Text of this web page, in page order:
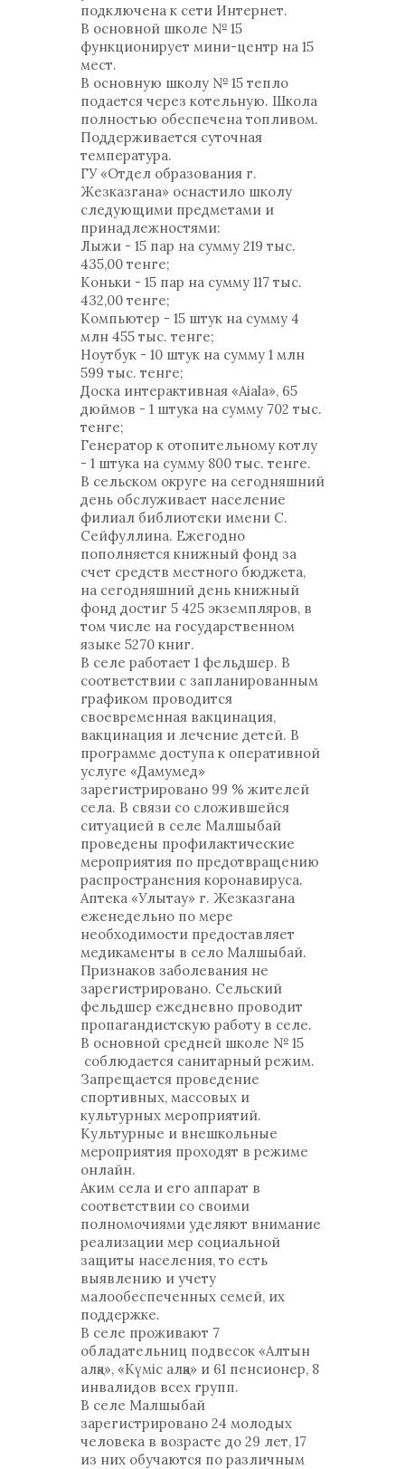
подключена к сети Интернет.
В основной школе № 15
функционирует мини-центр на 15
мест.
В основную школу № 15 тепло
подается через котельную. Школа
полностью обеспечена топливом.
Поддерживается суточная
температура.
ГУ «Отдел образования г.
Жезказгана» оснастило школу
следующими предметами и
принадлежностями:
Лыжи - 15 пар на сумму 219 тыс.
435,00 тенге;
Коньки - 15 пар на сумму 117 тыс.
432,00 тенге;
Компьютер - 15 штук на сумму 4
млн 455 тыс. тенге;
Ноутбук - 10 штук на сумму 1 млн
599 тыс. тенге;
Доска интерактивная «Aiala», 65
дюймов - 1 штука на сумму 702 тыс.
тенге;
Генератор к отопительному котлу
- 1 штука на сумму 800 тыс. тенге.
В сельском округе на сегодняшний
день обслуживает население
филиал библиотеки имени С.
Сейфуллина. Ежегодно
пополняется книжный фонд за
счет средств местного бюджета,
на сегодняшний день книжный
фонд достиг 5 425 экземпляров, в
том числе на государственном
языке 5270 книг.
В селе работает 1 фельдшер. В
соответствии с запланированным
графиком проводится
своевременная вакцинация,
вакцинация и лечение детей. В
программе доступа к оперативной
услуге «Дамумед»
зарегистрировано 99 % жителей
села. В связи со сложившейся
ситуацией в селе Малшыбай
проведены профилактические
мероприятия по предотвращению
распространения коронавируса.
Аптека «Улытау» г. Жезказгана
еженедельно по мере
необходимости предоставляет
медикаменты в село Малшыбай.
Признаков заболевания не
зарегистрировано. Сельский
фельдшер ежедневно проводит
пропагандистскую работу в селе.
В основной средней школе № 15
соблюдается санитарный режим.
Запрещается проведение
спортивных, массовых и
культурных мероприятий.
Культурные и внешкольные
мероприятия проходят в режиме
онлайн.
Аким села и его аппарат в
соответствии со своими
полномочиями уделяют внимание
реализации мер социальной
защиты населения, то есть
выявлению и учету
малообеспеченных семей, их
поддержке.
В селе проживают 7
обладательниц подвесок «Алтын
алқа», «Күміс алқа» и 61 пенсионер, 8
инвалидов всех групп.
В селе Малшыбай
зарегистрировано 24 молодых
человека в возрасте до 29 лет, 17
из них обучаются по различным